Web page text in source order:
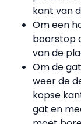
kant van
Om een
boor­stop
van de
Om de
weer de
kopse
gat en